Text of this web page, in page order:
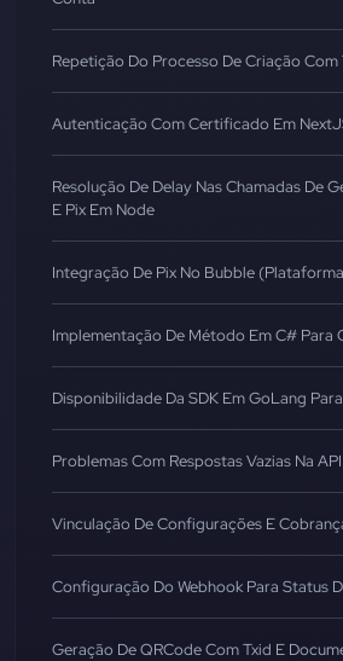
Repetição Do Processo De Criação Com
Autenticação Com Certificado Em
Resolução De Delay Nas Chamadas De
E Pix Em Node
Integração De Pix No Bubble
Implementação De Método Em C# Para
Disponibilidade Da SDK Em GoLang
Problemas Com Respostas Vazias Na API
Vinculação De Configurações E
Configuração Do Webhook Para Status
Geração De QRCode Com Txid E